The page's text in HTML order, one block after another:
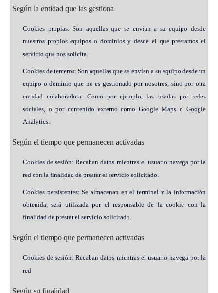
Según la entidad que las gestiona
Cookies propias: Son aquellas que se envían a su equipo desde
nuestros propios equipos o dominios y desde el que prestamos el
servicio que nos solicita.
Cookies de terceros: Son aquellas que se envían a su equipo desde un
equipo o dominio que no es gestionado por nosotros, sino por otra
entidad colaboradora. Como por ejemplo, las usadas por redes
sociales, o por contenido externo como Google Maps o Google
Analytics.
Según el tiempo que permanecen activadas
Cookies de sesión: Recaban datos mientras el usuario navega por la
red con la finalidad de prestar el servicio solicitado.
Cookies persistentes: Se almacenan en el terminal y la información
obtenida, será utilizada por el responsable de la cookie con la
finalidad de prestar el servicio solicitado.
Según el tiempo que permanecen activadas
Cookies de sesión: Recaban datos mientras el usuario navega por la
red
Según su finalidad